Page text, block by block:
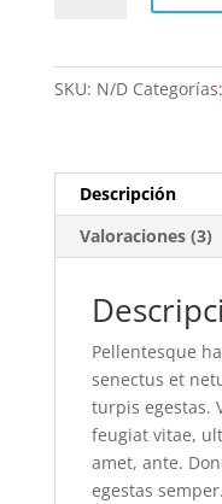
SKU: N/D Categorías:
Descripción
Valoraciones (3)
Pellentesque
senectus et
turpis egestas.
feugiat vitae,
amet, ante.
egestas